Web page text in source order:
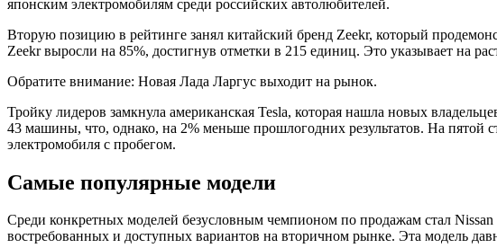
японским электромобилям среди российских автолюбителей.
Вторую позицию в рейтинге занял китайский бренд Zeekr, который
Zeekr выросли на 85%, достигнув отметки в 215 единиц. Это указывает на
Обратите внимание: Новая Лада Ларгус выходит на рынок.
Тройку лидеров замкнула американская Tesla, которая нашла новых
43 машины, что, однако, на 2% меньше прошлогодних результатов. На пятой
электромобиля с пробегом.
Самые популярные модели
Среди конкретных моделей безусловным чемпионом по продажам стал
востребованных и доступных вариантов на вторичном рынке. Эта модель